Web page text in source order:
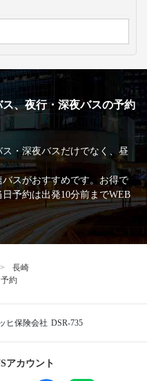
、夜行・深夜バスの予約
・深夜バスだけでなく、昼
スがおすすめです。お得で
予約は出発10分前までWEB
長崎
約
ヒ保険会社 DSR-735
アカウント